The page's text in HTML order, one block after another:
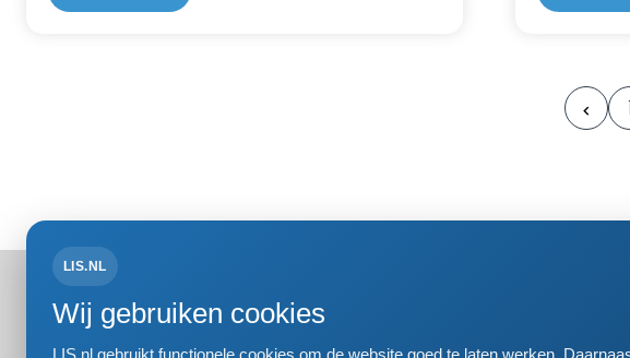
2333 CC Leiden
LIS.NL
Wij gebruiken cookies
LIS.nl gebruikt functionele cookies om de website goed te laten werken.